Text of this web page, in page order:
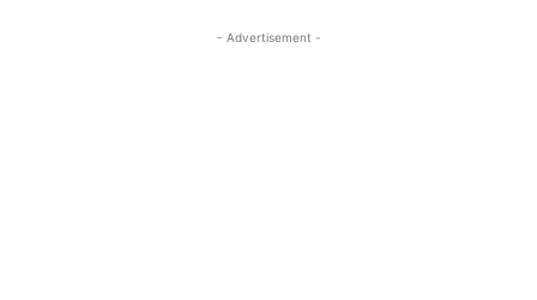
- Advertisement -